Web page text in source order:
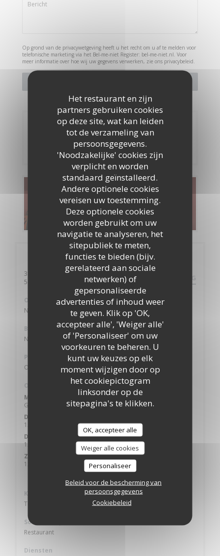
Het restaurant en zijn
partners gebruiken cookies
op deze site, wat kan leiden
tot de verzameling van
persoonsgegevens.
'Noodzakelijke' cookies zijn
verplicht en worden
standaard geïnstalleerd.
Andere optionele cookies
vereisen uw toestemming.
Deze optionele cookies
worden gebruikt om uw
navigatie te analyseren, het
sitepubliek te meten,
functies te bieden (bijv.
gerelateerd aan sociale
netwerken) of
gepersonaliseerde
advertenties of inhoud weer
te geven. Klik op 'OK,
accepteer alle', 'Weiger alle'
of 'Personaliseer' om uw
voorkeuren te beheren. U
kunt uw keuzes op elk
moment wijzigen door op
het cookiepictogram
linksonder op de
sitepagina's te klikken.
OK, accepteer alle
Weiger alle cookies
Personaliseer
Beleid voor de bescherming van
persoonsgegevens
Cookiebeleid
Op grond van de privacywetgeving heeft u het recht om u af te melden voor
telefonische marketing via het Bel-me-niet Register: bel-me-niet.nl. Voor
meer informatie over hoe wij uw gegevens verwerken, zie ons privacybeleid.
Reservering
RESERVEER EEN TAFEL
Menu's
ONTDEK ONS MENU
Algemene informatie
3 RUE DU RADELOT
54840 VILLEY LE SEC
((opent in een nieuw venster))ROUTEBESCHRIJVING
Ondergrondse
Non
Bus
Non
Parkeren
Oui
Openingstijden
Maandag
Gesloten
Din
12:00 - 14:00
Don
12:00 - 14:00
19:30 - 21:00
Zondag
12:00 - 14:00 *
Keuken
Traditioneel Frans
Soort bedrijf
Restaurant
Diensten